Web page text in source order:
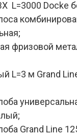
L=3000 Docke
фризовой
L=3 м Grand
Grand Line